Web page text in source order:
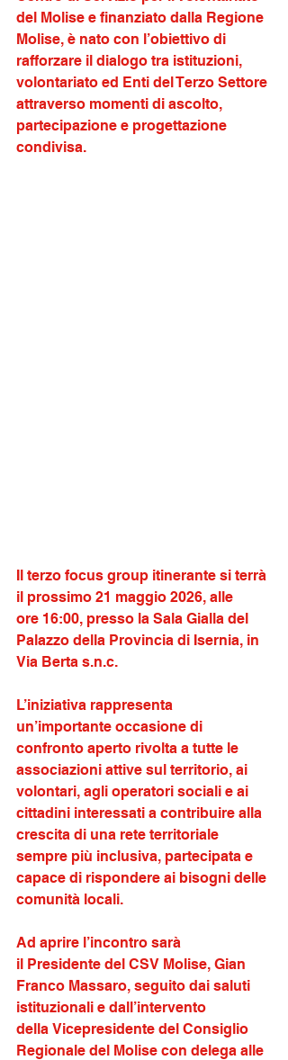
del Molise e finanziato dalla Regione
Molise, è nato con l’obiettivo di
rafforzare il dialogo tra istituzioni,
volontariato ed Enti del Terzo Settore
attraverso momenti di ascolto,
partecipazione e progettazione
condivisa.
Il terzo focus group itinerante si terrà
il prossimo 21 maggio 2026, alle
ore 16:00, presso la Sala Gialla del
Palazzo della Provincia di Isernia, in
Via Berta s.n.c.
L’iniziativa rappresenta
un’importante occasione di
confronto aperto rivolta a tutte le
associazioni attive sul territorio, ai
volontari, agli operatori sociali e ai
cittadini interessati a contribuire alla
crescita di una rete territoriale
sempre più inclusiva, partecipata e
capace di rispondere ai bisogni delle
comunità locali.
Ad aprire l’incontro sarà
il Presidente del CSV Molise, Gian
Franco Massaro, seguito dai saluti
istituzionali e dall’intervento
della Vicepresidente del Consiglio
Regionale del Molise con delega alle